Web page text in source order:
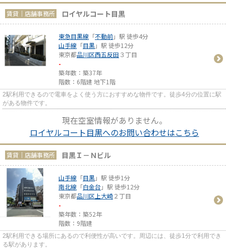
賃貸｜店舗事務所 ロイヤルコート目黒
東急目黒線 「不動前」駅 徒歩4分
山手線 「目黒」駅 徒歩12分
東京都品川区西五反田 ３丁目
-
築年数：築37年
階数：6階建 地下1階
2駅利用できるので電車をよく使う方におすすめな物件です。徒歩4分の位置に駅
がある物件です。
現在空室情報がありません。
ロイヤルコート目黒へのお問い合わせはこちら
賃貸｜店舗事務所 目黒Ｉ－Ｎビル
山手線 「目黒」駅 徒歩1分
南北線 「白金台 」駅 徒歩12分
東京都品川区 上大崎２丁目
-
築年数：築52年
階数：9階建
2駅利用できる場所にあるので利便性が高いです。周辺には、徒歩1分で利用でき
る駅があります。